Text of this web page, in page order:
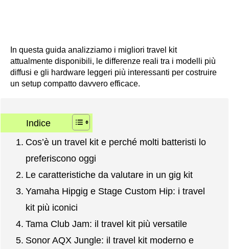
In questa guida analizziamo i migliori travel kit
attualmente disponibili, le differenze reali tra i modelli più
diffusi e gli hardware leggeri più interessanti per costruire
un setup compatto davvero efficace.
Indice
Cos’è un travel kit e perché molti batteristi lo
preferiscono oggi
Le caratteristiche da valutare in un gig kit
Yamaha Hipgig e Stage Custom Hip: i travel
kit più iconici
Tama Club Jam: il travel kit più versatile
Sonor AQX Jungle: il travel kit moderno e